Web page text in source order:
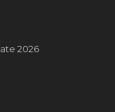
2026